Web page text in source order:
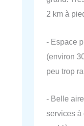
2 km à
- Espace
(environ
peu trop
- Belle
services à